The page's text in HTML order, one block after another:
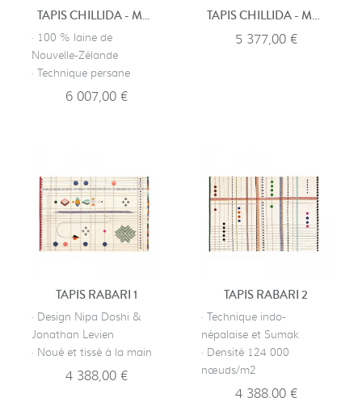
TAPIS CHILLIDA - MANOS 1995
· 100 % laine de
Nouvelle-Zélande
· Technique persane
6 007,00 €
TAPIS CHILLIDA - MANO 1993
5 377,00 €
TAPIS RABARI 1
· Design Nipa Doshi &
Jonathan Levien
· Noué et tissé à la main
4 388,00 €
TAPIS RABARI 2
· Technique indo-
népalaise et Sumak
· Densité 124 000
nœuds/m2
4 388,00 €